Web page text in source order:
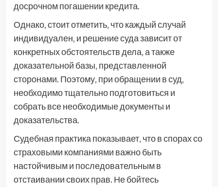
досрочном погашении кредита.
Однако‚ стоит отметить‚ что каждый случай
индивидуален‚ и решение суда зависит от
конкретных обстоятельств дела‚ а также
доказательной базы‚ представленной
сторонами. Поэтому‚ при обращении в суд‚
необходимо тщательно подготовиться и
собрать все необходимые документы и
доказательства.
Судебная практика показывает‚ что в спорах со
страховыми компаниями важно быть
настойчивым и последовательным в
отстаивании своих прав. Не бойтесь